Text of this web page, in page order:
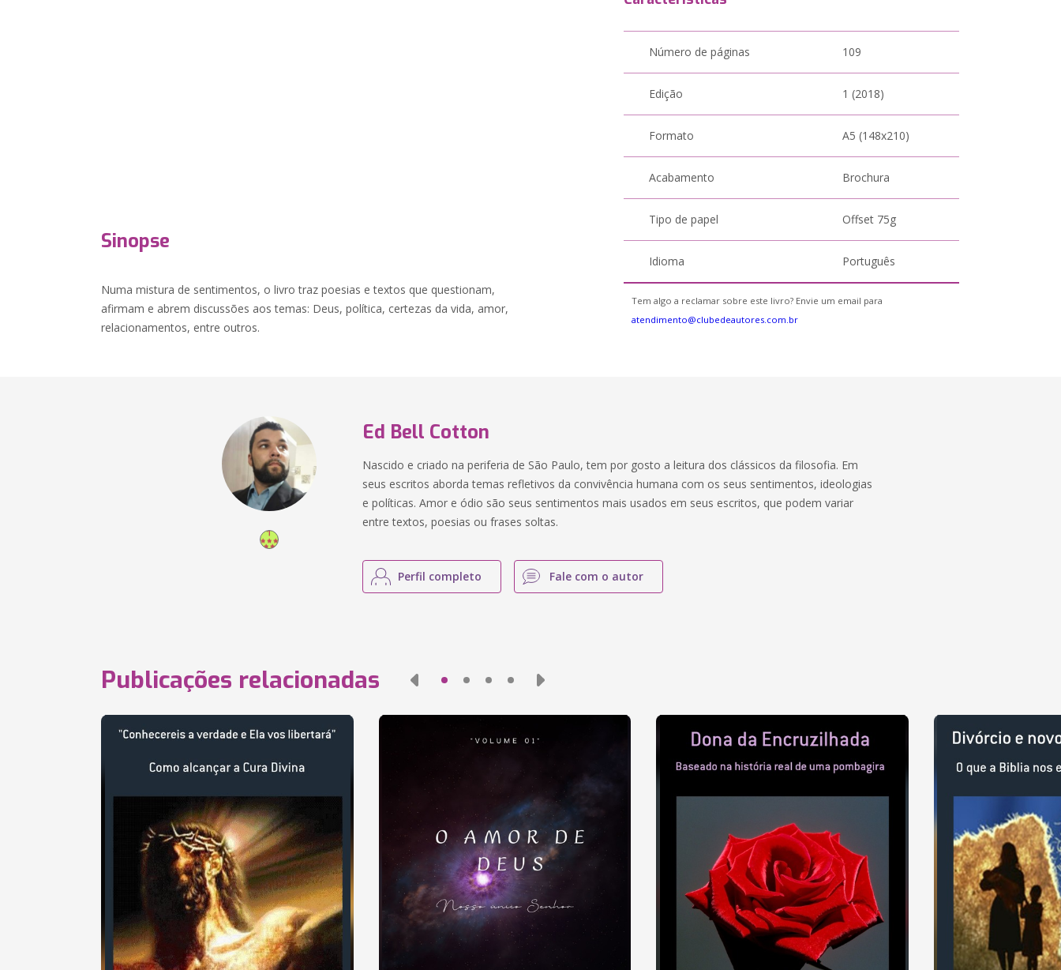
Sinopse
Numa mistura de sentimentos, o livro traz poesias e textos que questionam,
afirmam e abrem discussões aos temas: Deus, política, certezas da vida, amor,
relacionamentos, entre outros.
Número de páginas 109
Edição 1 (2018)
Formato A5 (148x210)
Acabamento Brochura
Tipo de papel Offset 75g
Idioma Português
Tem algo a reclamar sobre este livro? Envie um email para
atendimento@clubedeautores.com.br
Ed Bell Cotton
Nascido e criado na periferia de São Paulo, tem por gosto a leitura dos clássicos da filosofia. Em
seus escritos aborda temas refletivos da convivência humana com os seus sentimentos, ideologias
e políticas. Amor e ódio são seus sentimentos mais usados em seus escritos, que podem variar
entre textos, poesias ou frases soltas.
Perfil completo Fale com o autor
Publicações relacionadas